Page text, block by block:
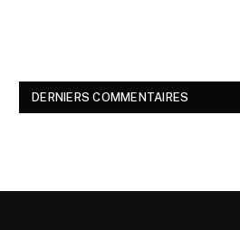
DERNIERS COMMENTAIRES